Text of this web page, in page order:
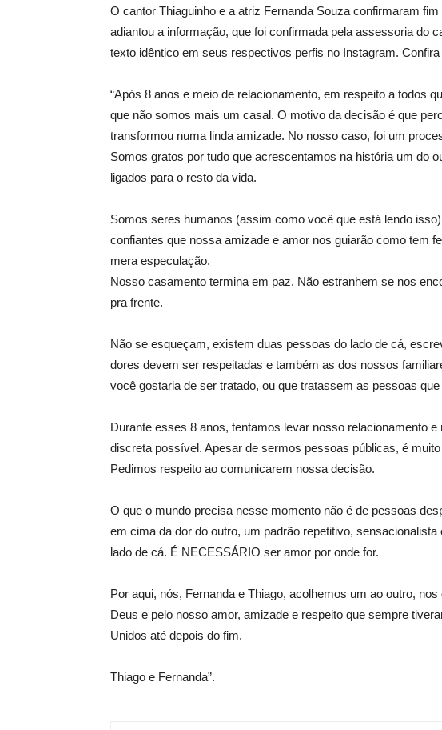
O cantor Thiaguinho e a atriz Fernanda Souza confirmaram
adiantou a informação, que foi confirmada pela assessoria do
texto idêntico em seus respectivos perfis no Instagram. Confira
“Após 8 anos e meio de relacionamento, em respeito a todos
que não somos mais um casal. O motivo da decisão é que
transformou numa linda amizade. No nosso caso, foi um
Somos gratos por tudo que acrescentamos na história um do
ligados para o resto da vida.
Somos seres humanos (assim como você que está lendo
confiantes que nossa amizade e amor nos guiarão como tem
mera especulação.
Nosso casamento termina em paz. Não estranhem se nos
pra frente.
Não se esqueçam, existem duas pessoas do lado de cá,
dores devem ser respeitadas e também as dos nossos
você gostaria de ser tratado, ou que tratassem as pessoas
Durante esses 8 anos, tentamos levar nosso relacionamento
discreta possível. Apesar de sermos pessoas públicas, é
Pedimos respeito ao comunicarem nossa decisão.
O que o mundo precisa nesse momento não é de pessoas
em cima da dor do outro, um padrão repetitivo,
lado de cá. É NECESSÁRIO ser amor por onde for.
Por aqui, nós, Fernanda e Thiago, acolhemos um ao outro,
Deus e pelo nosso amor, amizade e respeito que sempre
Unidos até depois do fim.
Thiago e Fernanda”.